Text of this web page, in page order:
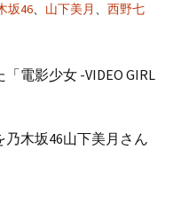
坂46、 山下美月 、 西野七
電影少女 -VIDEO GIRL
木坂46山下美月さん